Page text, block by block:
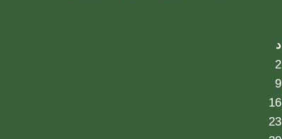
د
2
9
16
23